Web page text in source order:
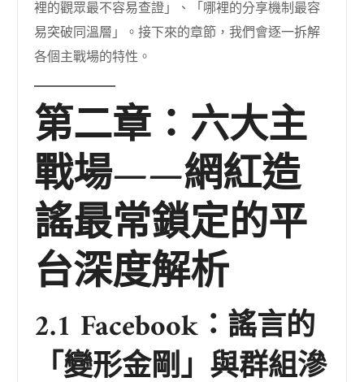
裡的觀眾最不容易查證」、「哪裡的分享機制最容
易突破同溫層」。接下來的章節，我們會逐一拆解
各個主戰場的特性。
第二章：六大主
戰場——網紅造
謠最常鎖定的平
台深度解析
2.1 Facebook：謠言的
「變形金剛」與群組滲